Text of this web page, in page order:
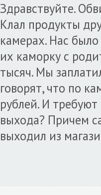
Здравствуйте.
Клал продукты
камерах. Нас было
их каморку с
тысяч. Мы
говорят, что по
рублей. И
выхода? Причем
выходил из